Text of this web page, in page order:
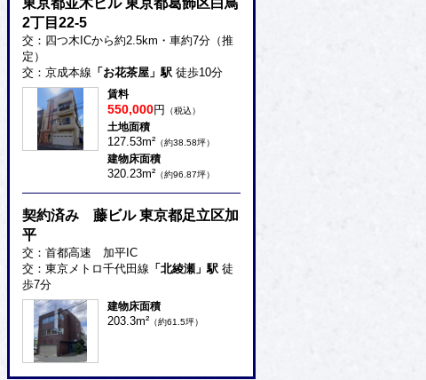
東京都並木ビル 東京都葛飾区白鳥
2丁目22-5
交：四つ木ICから約2.5km・車約7分（推
定）
交：京成本線 「お花茶屋」駅 徒歩10分
賃料
550,000円 （税込）
土地面積
127.53m² （約38.58坪）
建物床面積
320.23m² （約96.87坪）
契約済み 藤ビル 東京都足立区加
平
交：首都高速 加平IC
交：東京メトロ千代田線 「北綾瀬」駅 徒
歩7分
建物床面積
203.3m² （約61.5坪）